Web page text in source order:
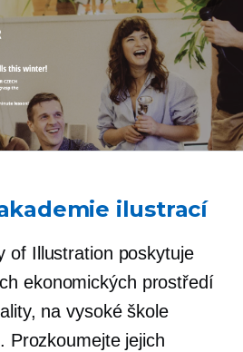
ilustrací
of Illustration poskytuje
ekonomických prostředí
na vysoké škole
Prozkoumejte jejich